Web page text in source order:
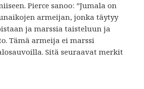
Pierce sanoo: ”Jumala on
armeijan, jonka täytyy
ja marssia taisteluun ja
Tämä armeija ei marssi
Sitä seuraavat merkit